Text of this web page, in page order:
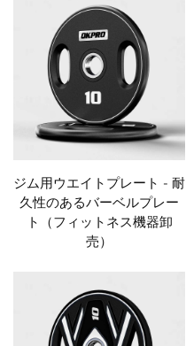
ジム用ウエイトプレート - 耐
久性のあるバーベルプレー
ト（フィットネス機器卸
売）